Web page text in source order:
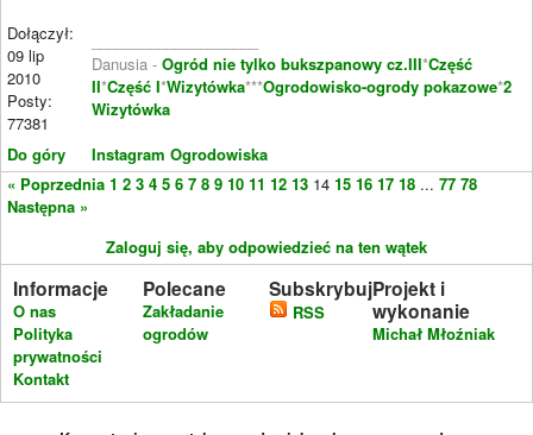
Dołączył:
09 lip
2010
Posty:
77381
Do góry
Danusia - Ogród nie tylko bukszpanowy cz.III*Część
II*Część I*Wizytówka***Ogrodowisko-ogrody pokazowe*2
Wizytówka
Instagram Ogrodowiska
« Poprzednia 1 2 3 4 5 6 7 8 9 10 11 12 13 14 15 16 17 18 ... 77 78
Następna »
Zaloguj się, aby odpowiedzieć na ten wątek
Informacje
O nas
Polityka
prywatności
Kontakt
Polecane
Zakładanie
ogrodów
Subskrybuj
RSS
Projekt i
wykonanie
Michał Młoźniak